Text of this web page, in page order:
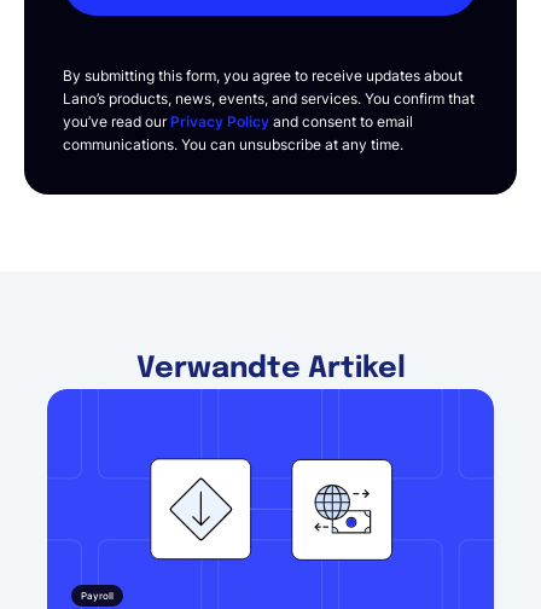
By submitting this form, you agree to receive updates about
Lano’s products, news, events, and services. You confirm that
you’ve read ourPrivacy Policy and consent to email
communications. You can unsubscribe at any time.
Verwandte Artikel
Payroll